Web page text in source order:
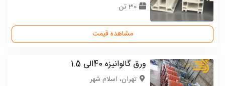
30 تن
مشاهده قیمت
ورق گالوانیزه 40الی 1.5
تهران، اسلام شهر